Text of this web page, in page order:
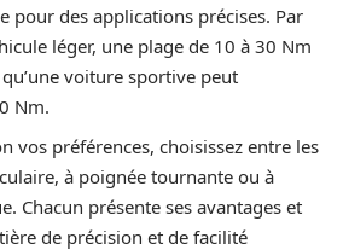
pour des applications précises. Par
léger, une plage de 10 à 30 Nm
voiture sportive peut
Nm.
vos préférences, choisissez entre les
à poignée tournante ou à
Chacun présente ses avantages et
de précision et de facilité